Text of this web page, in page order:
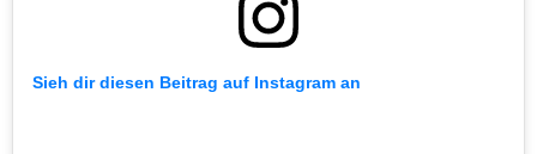
Sieh dir diesen Beitrag auf Instagram an